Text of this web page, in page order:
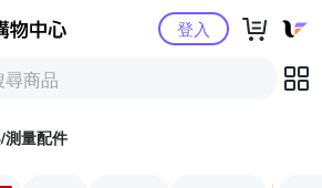
Yahoo購物中心登入
測量配件